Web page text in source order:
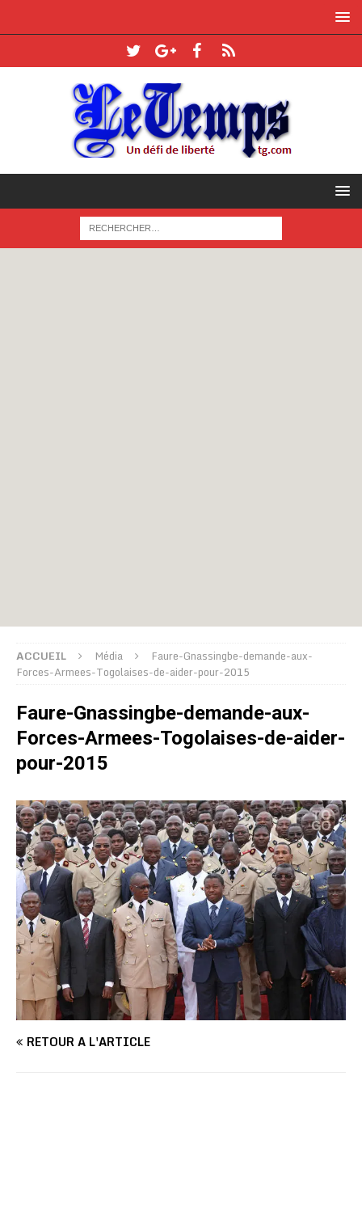
ACCUEIL Média
Faure-Gnassingbe-demande-aux-
Forces-Armees-Togolaises-de-aider-pour-2015
Faure-Gnassingbe-demande-aux-
Forces-Armees-Togolaises-de-aider-
pour-2015
RETOUR À L'ARTICLE